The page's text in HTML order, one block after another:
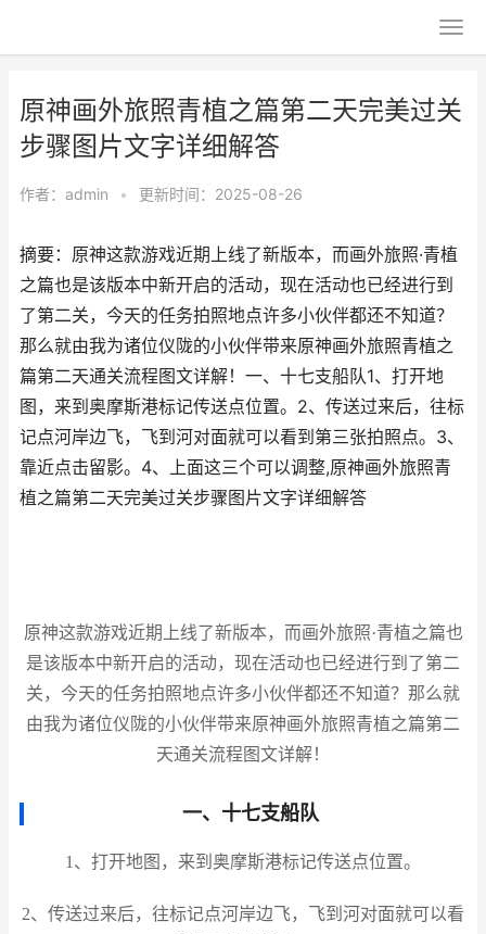
原神画外旅照青植之篇第二天完美过关
步骤图片文字详细解答
作者： admin • 更新时间：2025-08-26
摘要：原神这款游戏近期上线了新版本，而画外旅照·青植
之篇也是该版本中新开启的活动，现在活动也已经进行到
了第二关，今天的任务拍照地点许多小伙伴都还不知道？
那么就由我为诸位仪陇的小伙伴带来原神画外旅照青植之
篇第二天通关流程图文详解！一、十七支船队1、打开地
图，来到奥摩斯港标记传送点位置。2、传送过来后，往标
记点河岸边飞，飞到河对面就可以看到第三张拍照点。3、
靠近点击留影。4、上面这三个可以调整,原神画外旅照青
植之篇第二天完美过关步骤图片文字详细解答
原神这款游戏近期上线了新版本，而画外旅照·青植之篇也
是该版本中新开启的活动，现在活动也已经进行到了第二
关，今天的任务拍照地点许多小伙伴都还不知道？那么就
由我为诸位仪陇的小伙伴带来原神画外旅照青植之篇第二
天通关流程图文详解！
一、十七支船队
1、打开地图，来到奥摩斯港标记传送点位置。
2、传送过来后，往标记点河岸边飞，飞到河对面就可以看